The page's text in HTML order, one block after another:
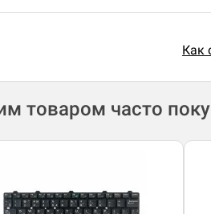
Как
товаром часто